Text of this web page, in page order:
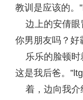
教训是应该的。
边上的安倩眼
你男朋友吗？好
乐乐的脸顿时
这是我后爸。
着，边向我介